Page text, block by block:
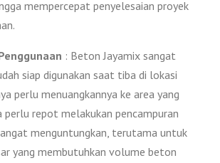
mempercepat penyelesaian proyek
: Beton Jayamix sangat
siap digunakan saat tiba di lokasi
perlu menuangkannya ke area yang
perlu repot melakukan pencampuran
menguntungkan, terutama untuk
yang membutuhkan volume beton